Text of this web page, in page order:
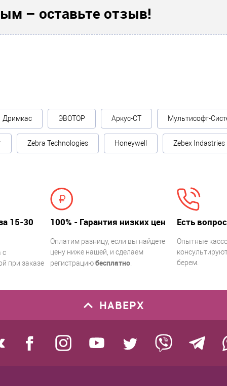
неисправностях и рекомендации по
работоспособность вашей
– оставьте отзыв!
Дримкас ЭВОТОР Аркус-СТ Мультисофт-
Zebra Technologies Honeywell Zebex Indastries
15-30
с
при заказе
100% - Гарантия низких цен
Оплатим разницу, если вы найдете
цену ниже нашей, и сделаем
регистрациюбесплатно.
Есть
Опытные
берем.
НАВЕРХ